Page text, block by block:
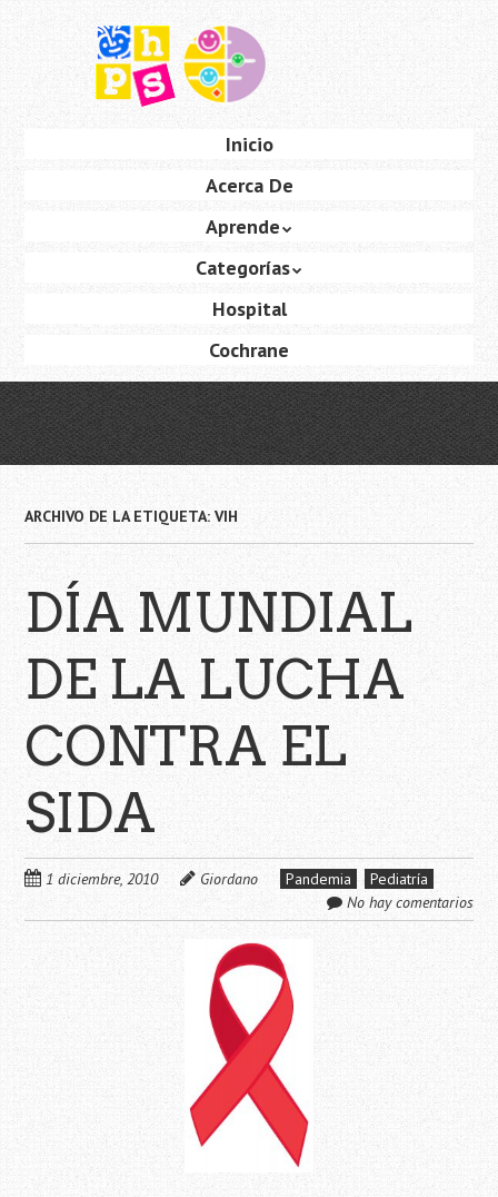
principal
Inicio
Acerca De
Aprende
Categorías
Hospital
Cochrane
ARCHIVO DE LA ETIQUETA:VIH
DÍA MUNDIAL
DE LA LUCHA
CONTRA EL
SIDA
1 diciembre, 2010 Giordano Pandemia
Pediatría
No hay comentarios